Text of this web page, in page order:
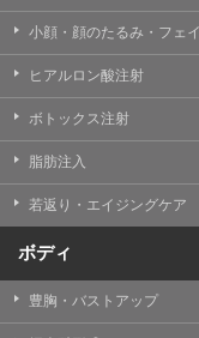
小顔・顔のたるみ・フェ
ヒアルロン酸注射
ボトックス注射
脂肪注入
若返り・エイジングケア
ボディ
豊胸・バストアップ